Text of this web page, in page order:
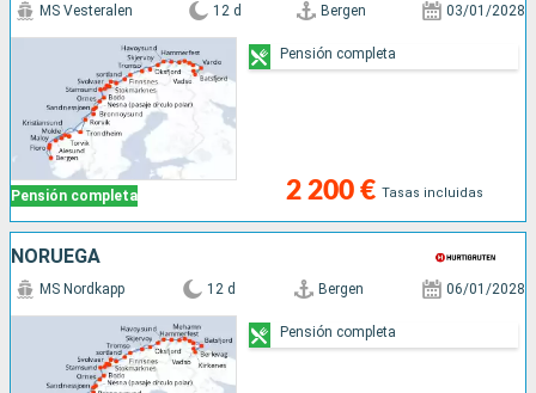
Pensión completa
MS Vesteralen 12 d Bergen 03/01/2028
2 200 € Tasas incluidas
Pensión completa
NORUEGA
MS Nordkapp 12 d Bergen 06/01/2028
Pensión completa